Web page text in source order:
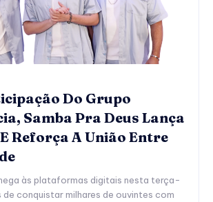
Do Grupo
Samba Pra Deus Lança
Reforça A União Entre
às plataformas digitais nesta terça-
conquistar milhares de ouvintes com